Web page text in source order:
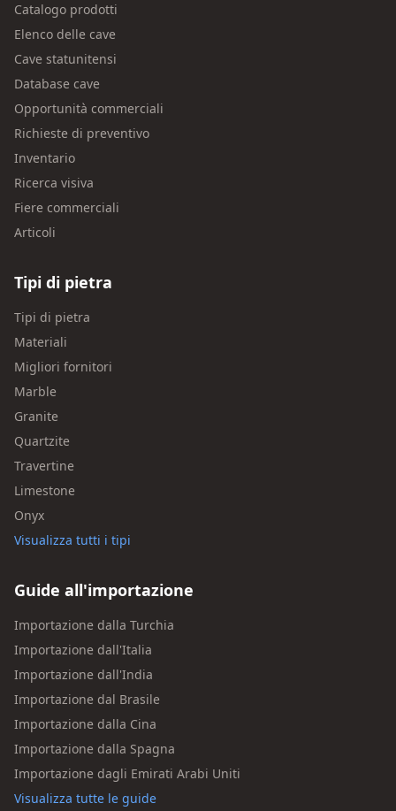
Catalogo prodotti
Elenco delle cave
Cave statunitensi
Database cave
Opportunità commerciali
Richieste di preventivo
Inventario
Ricerca visiva
Fiere commerciali
Articoli
Tipi di pietra
Tipi di pietra
Materiali
Migliori fornitori
Marble
Granite
Quartzite
Travertine
Limestone
Onyx
Visualizza tutti i tipi
Guide all'importazione
Importazione dalla Turchia
Importazione dall'Italia
Importazione dall'India
Importazione dal Brasile
Importazione dalla Cina
Importazione dalla Spagna
Importazione dagli Emirati Arabi Uniti
Visualizza tutte le guide